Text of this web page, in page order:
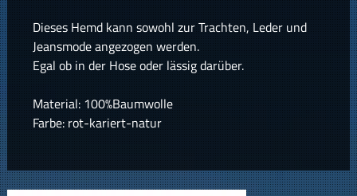
Dieses Hemd kann sowohl zur Trachten, Leder und
Jeansmode angezogen werden.
Egal ob in der Hose oder lässig darüber.
Material: 100%Baumwolle
Farbe: rot-kariert-natur